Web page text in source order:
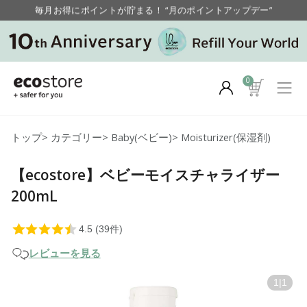
毎月お得にポイントが貯まる！ “月のポイントアップデー”
【重要】お盆期間中のお問い合わせと商品配送に関しまして
毎月お得にポイントが貯まる！ “月のポイントアップデー”
0
トップ> カテゴリー> Baby(ベビー)> Moisturizer(保湿剤)
【ecostore】ベビーモイスチャライザー
200mL
レビューを見る
1 1